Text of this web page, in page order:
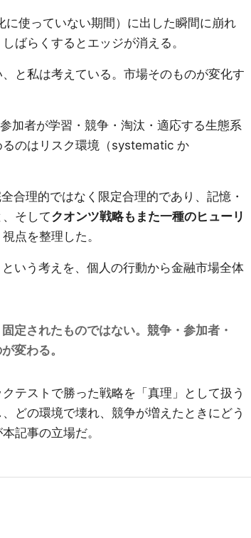
使っていない期間）に出した瞬間に崩れ
ばらくするとエッジが消える。
と私は考えている。市場そのものが変化す
加者が学習・競争・淘汰・適応する生態系
のはリスク環境（systematic か
合理的ではなく限定合理的であり、記憶・
そしてクオンツ戦略もまた一種のヒューリ
点を整理した。
いう考えを、個人の行動から金融市場全体
定されたものではない。競争・参加者・
変わる。
テストで勝った戦略を「真理」として扱う
どの環境で壊れ、競争が増えたときにどう
記事の立場だ。